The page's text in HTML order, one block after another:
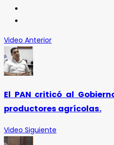
Video Anterior
El PAN criticó al
productores agrícolas.
Video Siguiente